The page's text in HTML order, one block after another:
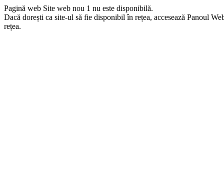
Pagină web Site web nou 1 nu este disponibilă.
Dacă dorești ca site-ul să fie disponibil în rețea, accesează Panoul
rețea.